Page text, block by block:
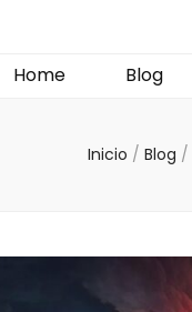
Home Blog
Inicio / Blog /